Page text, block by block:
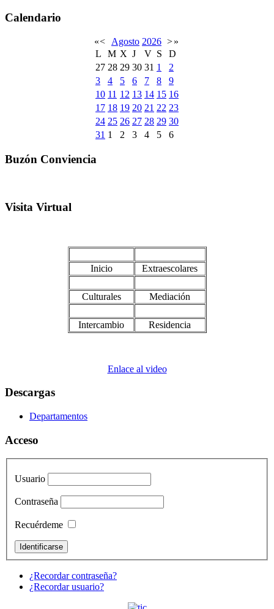
Calendario
«< Agosto 2026 >»
L
M X J V S
D
27 28 29 30 31 1
2
3
4 5 6 7 8
9
10 11 12 13 14 15 16
17 18 19 20 21 22 23
24 25 26 27 28 29 30
31 1 2 3 4 5 6
Buzón Conviencia
Visita Virtual
Inicio Extraescolares
Culturales Mediación
Intercambio Residencia
Enlace al video
Descargas
Departamentos
Acceso
Usuario
Contraseña
Recuérdeme
¿Recordar contraseña?
¿Recordar usuario?